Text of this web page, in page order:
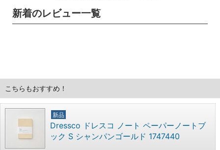
新着のレビュー一覧
こちらもおすすめ！
新品
Dressco ドレスコ ノート ペーパーノートブ
ック S シャンパンゴールド 1747440